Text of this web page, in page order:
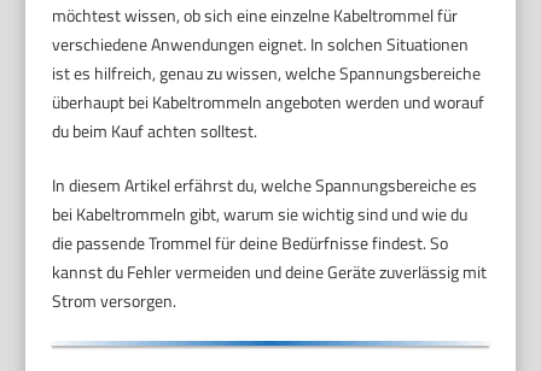
möchtest wissen, ob sich eine einzelne Kabeltrommel für
verschiedene Anwendungen eignet. In solchen Situationen
ist es hilfreich, genau zu wissen, welche Spannungsbereiche
überhaupt bei Kabeltrommeln angeboten werden und worauf
du beim Kauf achten solltest.
In diesem Artikel erfährst du, welche Spannungsbereiche es
bei Kabeltrommeln gibt, warum sie wichtig sind und wie du
die passende Trommel für deine Bedürfnisse findest. So
kannst du Fehler vermeiden und deine Geräte zuverlässig mit
Strom versorgen.